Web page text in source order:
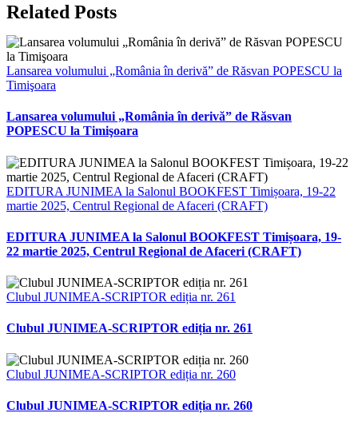
Related Posts
Lansarea volumului „România în derivă” de Răsvan POPESCU la
Timişoara
Lansarea volumului „România în derivă” de Răsvan
POPESCU la Timişoara
EDITURA JUNIMEA la Salonul BOOKFEST Timișoara, 19-22
martie 2025, Centrul Regional de Afaceri (CRAFT)
EDITURA JUNIMEA la Salonul BOOKFEST Timișoara, 19-
22 martie 2025, Centrul Regional de Afaceri (CRAFT)
Clubul JUNIMEA-SCRIPTOR ediția nr. 261
Clubul JUNIMEA-SCRIPTOR ediția nr. 261
Clubul JUNIMEA-SCRIPTOR ediția nr. 260
Clubul JUNIMEA-SCRIPTOR ediția nr. 260